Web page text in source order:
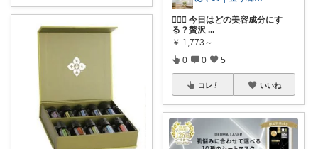
🧖‍♀️✨ 今日はどの美容成分にす
る？贅沢 ...
￥ 1,773～
0 0 5
コレ いいね